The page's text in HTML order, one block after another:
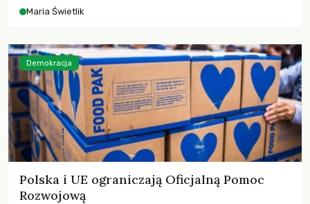
Maria Świetlik
Polska i UE ograniczają Oficjalną Pomoc
Rozwojową
Demokracja